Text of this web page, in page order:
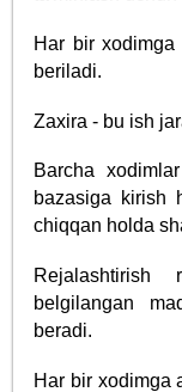
Har bir
beriladi.
Zaxira - bu ish
Barcha
bazasiga kirish
chiqqan holda
Rejalashtirish
belgilangan
beradi.
Har bir xodimga